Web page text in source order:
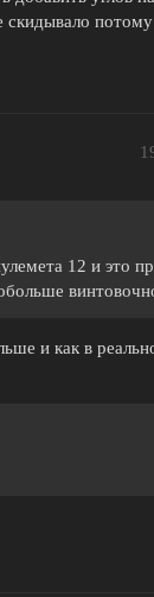
скидывало
12 и это
и как в